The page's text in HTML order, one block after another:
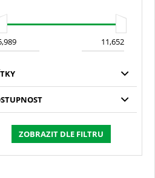
ZOBRAZIT DLE FILTRU